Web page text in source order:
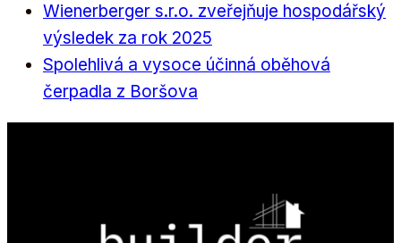
Wienerberger s.r.o. zveřejňuje hospodářský
výsledek za rok 2025
Spolehlivá a vysoce účinná oběhová
čerpadla z Boršova